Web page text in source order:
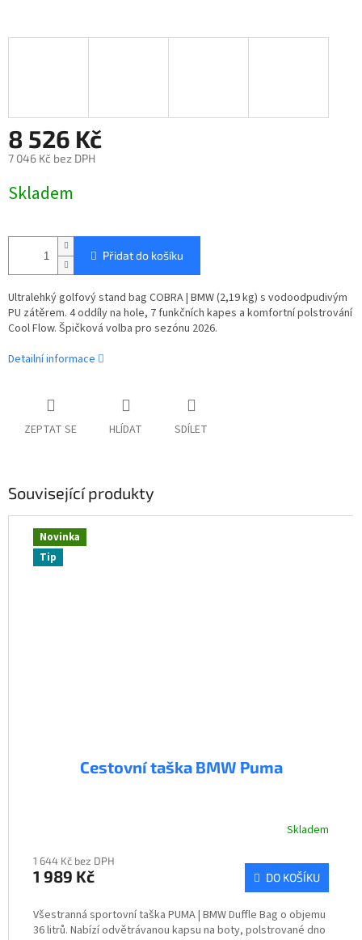
8 526 Kč
7 046 Kč bez DPH
cena:
Skladem
Přidat do košíku
Ultralehký golfový stand bag COBRA | BMW (2,19 kg) s vodoodpudivým
PU zátěrem. 4 oddíly na hole, 7 funkčních kapes a komfortní polstrování
Cool Flow. Špičková volba pro sezónu 2026.
Detailní informace
ZEPTAT SE HLÍDAT SDÍLET
Související produkty
Novinka
Tip
Cestovní taška BMW Puma
Skladem
1 644 Kč bez DPH
1 989 Kč DO KOŠÍKU
Všestranná sportovní taška PUMA | BMW Duffle Bag o objemu
36 litrů. Nabízí odvětrávanou kapsu na boty, polstrované dno